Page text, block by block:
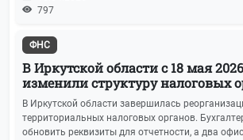
797
ФНС
В Иркутской области с 18 мая
изменили структуру налоговых
В Иркутской области завершилась
территориальных налоговых органов.
обновить реквизиты для отчетности, а два